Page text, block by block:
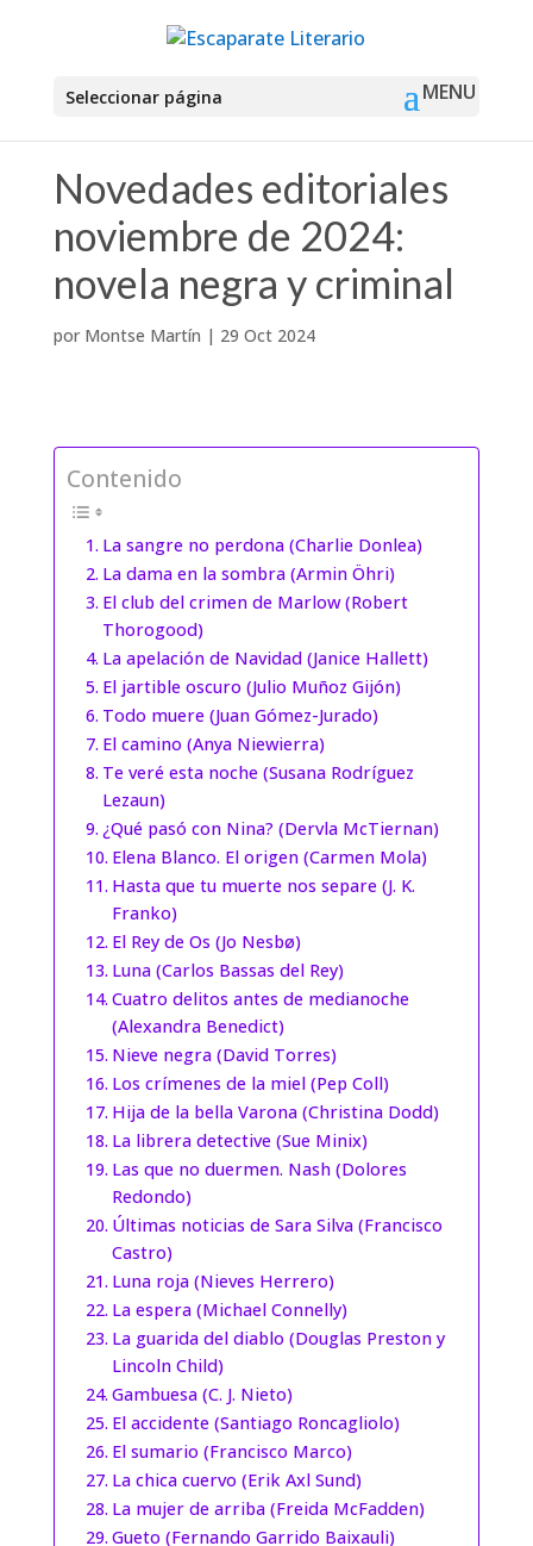
Seleccionar página
Novedades editoriales
noviembre de 2024:
novela negra y criminal
por Montse Martín | 29 Oct 2024
Contenido
La sangre no perdona (Charlie Donlea)
La dama en la sombra (Armin Öhri)
El club del crimen de Marlow (Robert
Thorogood)
La apelación de Navidad (Janice Hallett)
El jartible oscuro (Julio Muñoz Gijón)
Todo muere (Juan Gómez-Jurado)
El camino (Anya Niewierra)
Te veré esta noche (Susana Rodríguez
Lezaun)
¿Qué pasó con Nina? (Dervla McTiernan)
Elena Blanco. El origen (Carmen Mola)
Hasta que tu muerte nos separe (J. K.
Franko)
El Rey de Os (Jo Nesbø)
Luna (Carlos Bassas del Rey)
Cuatro delitos antes de medianoche
(Alexandra Benedict)
Nieve negra (David Torres)
Los crímenes de la miel (Pep Coll)
Hija de la bella Varona (Christina Dodd)
La librera detective (Sue Minix)
Las que no duermen. Nash (Dolores
Redondo)
Últimas noticias de Sara Silva (Francisco
Castro)
Luna roja (Nieves Herrero)
La espera (Michael Connelly)
La guarida del diablo (Douglas Preston y
Lincoln Child)
Gambuesa (C. J. Nieto)
El accidente (Santiago Roncagliolo)
El sumario (Francisco Marco)
La chica cuervo (Erik Axl Sund)
La mujer de arriba (Freida McFadden)
Gueto (Fernando Garrido Baixauli)